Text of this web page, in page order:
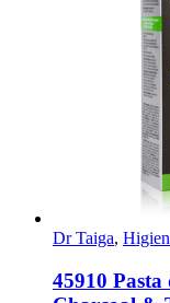
Dr Taiga,
45910